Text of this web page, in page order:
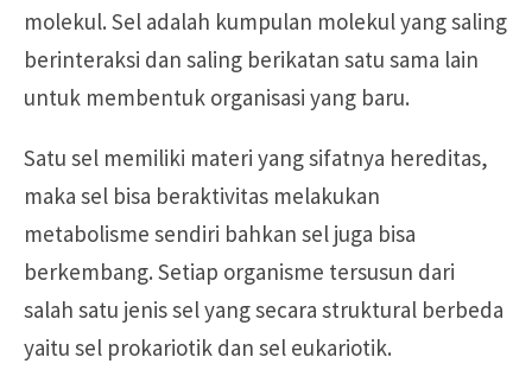
molekul. Sel adalah kumpulan molekul yang saling
berinteraksi dan saling berikatan satu sama lain
untuk membentuk organisasi yang baru.
Satu sel memiliki materi yang sifatnya hereditas,
maka sel bisa beraktivitas melakukan
metabolisme sendiri bahkan sel juga bisa
berkembang. Setiap organisme tersusun dari
salah satu jenis sel yang secara struktural berbeda
yaitu sel prokariotik dan sel eukariotik.